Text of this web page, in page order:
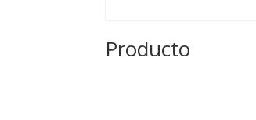
Producto